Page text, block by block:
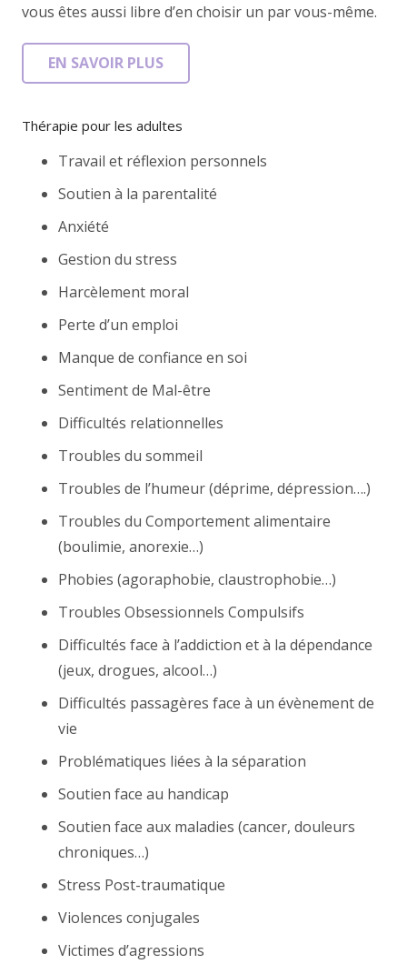
vous êtes aussi libre d’en choisir un par vous-même.
EN SAVOIR PLUS
Thérapie pour les adultes
Travail et réflexion personnels
Soutien à la parentalité
Anxiété
Gestion du stress
Harcèlement moral
Perte d’un emploi
Manque de confiance en soi
Sentiment de Mal-être
Difficultés relationnelles
Troubles du sommeil
Troubles de l’humeur (déprime, dépression….)
Troubles du Comportement alimentaire
(boulimie, anorexie…)
Phobies (agoraphobie, claustrophobie…)
Troubles Obsessionnels Compulsifs
Difficultés face à l’addiction et à la dépendance
(jeux, drogues, alcool…)
Difficultés passagères face à un évènement de
vie
Problématiques liées à la séparation
Soutien face au handicap
Soutien face aux maladies (cancer, douleurs
chroniques…)
Stress Post-traumatique
Violences conjugales
Victimes d’agressions